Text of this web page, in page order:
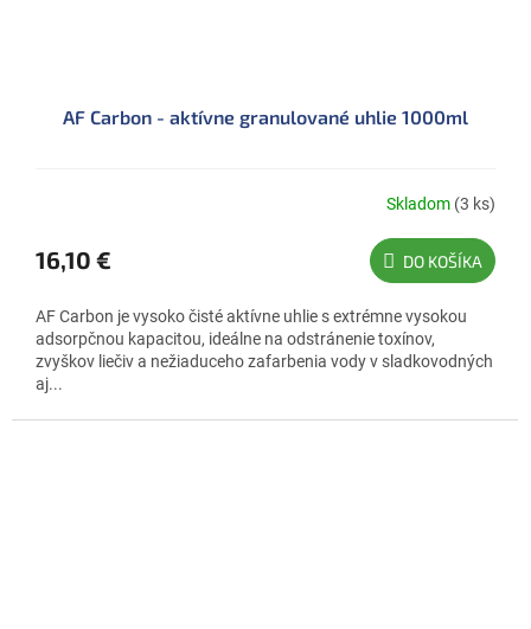
AF Carbon - aktívne granulované uhlie 1000ml
Skladom (3 ks)
16,10 € DO KOŠÍKA
AF Carbon je vysoko čisté aktívne uhlie s extrémne vysokou
adsorpčnou kapacitou, ideálne na odstránenie toxínov,
zvyškov liečiv a nežiaduceho zafarbenia vody v sladkovodných
aj...